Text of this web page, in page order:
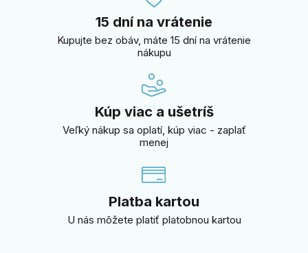
15 dní na vrátenie
Kupujte bez obáv, máte 15 dní na vrátenie
nákupu
Kúp viac a ušetríš
Veľký nákup sa oplatí, kúp viac - zaplať
menej
Platba kartou
U nás môžete platiť platobnou kartou